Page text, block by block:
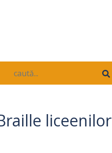
liceenilor